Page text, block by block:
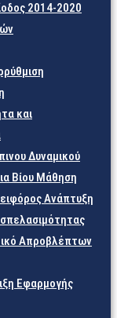
2014-2020
και
Δυναμικού
Βίου Μάθηση
Ανάπτυξη
Απροβλέπτων
Εφαρμογής